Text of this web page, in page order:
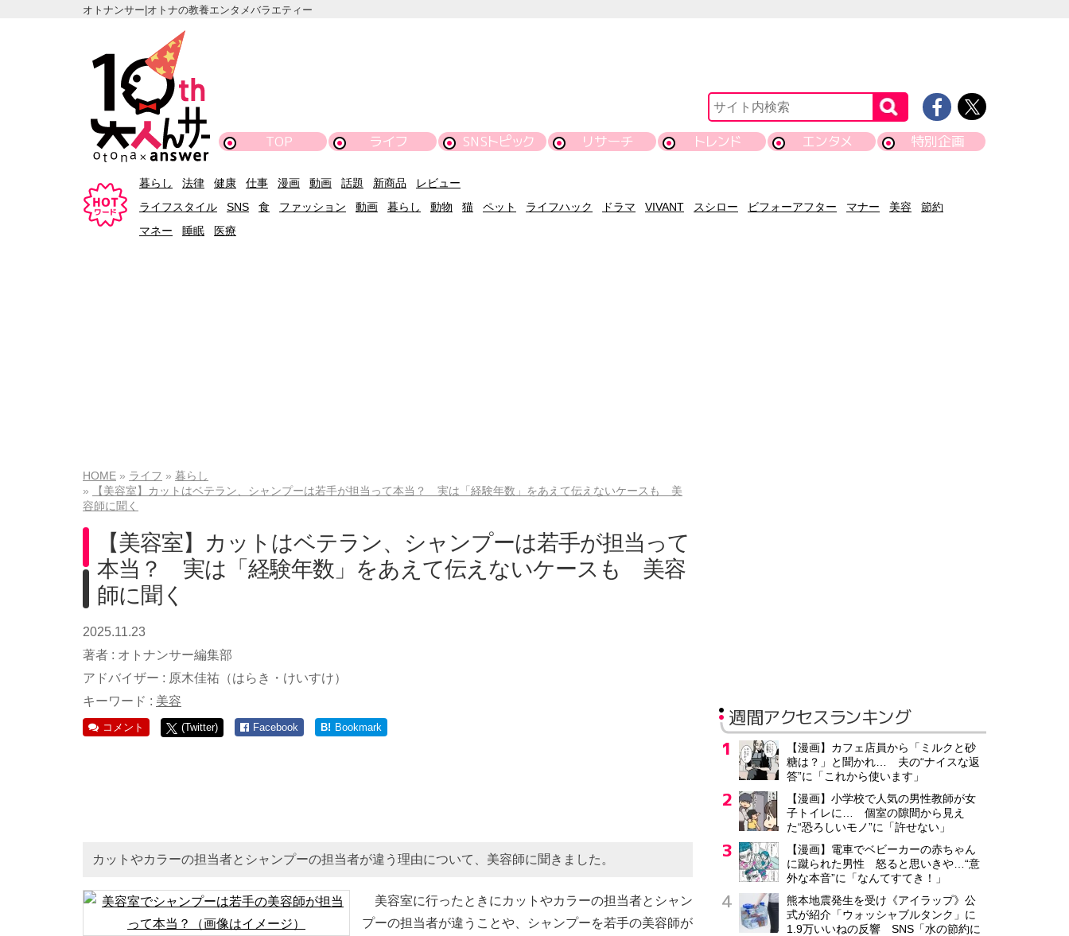
オトナンサー|オトナの教養エンタメバラエティー
TOP ライフ SNSトピック リサーチ トレンド エンタメ 特別企画
暮らし 法律 健康 仕事 漫画 動画 話題 新商品
レビュー
ライフスタイル
SNS 食 ファッション 動画 暮らし 動物 猫 ペット ライフハック ドラマ VIVANT スシロー ビフォーアフター マナー 美容
節約
マネー
睡眠 医療
HOME ライフ
暮らし
【美容室】カットはベテラン、シャンプーは若手が担当って本当？ 実は「経験年数」をあえて伝えないケースも 美
容師に聞く
【美容室】カットはベテラン、シャンプーは若手が担当って
本当？ 実は「経験年数」をあえて伝えないケースも 美容
師に聞く
2025.11.23
著者 : オトナンサー編集部
アドバイザー : 原木佳祐（はらき・けいすけ）
キーワード : 美容
コメント (Twitter) Facebook B! Bookmark
カットやカラーの担当者とシャンプーの担当者が違う理由について、美容師に聞きました。
美容室に行ったときにカットやカラーの担当者とシャン
プーの担当者が違うことや、シャンプーを若手の美容師が
週間アクセスランキング
【漫画】カフェ店員から「ミルクと砂
糖は？」と聞かれ… 夫の“ナイスな返
答”に「これから使います」
【漫画】小学校で人気の男性教師が女
子トイレに… 個室の隙間から見え
た“恐ろしいモノ”に「許せない」
【漫画】電車でベビーカーの赤ちゃん
に蹴られた男性 怒ると思いきや…“意
外な本音”に「なんてすてき！」
熊本地震発生を受け《アイラップ》公
式が紹介「ウォッシャブルタンク」に
1.9万いいねの反響 SNS「水の節約に